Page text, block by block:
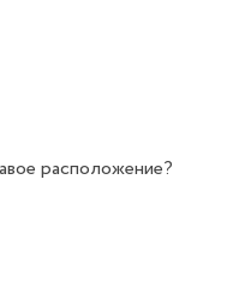
расположение?